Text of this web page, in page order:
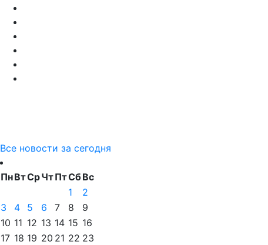
Все новости за сегодня
ПнВтСрЧтПтСбВс
1
2
3
4 5 6 7 8
9
10 11 12 13 14 15 16
17 18 19 20 21 22 23